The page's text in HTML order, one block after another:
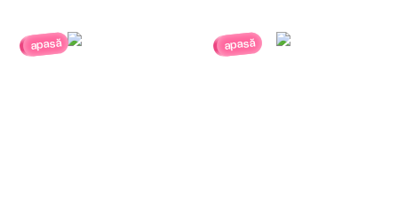
apasă apasă